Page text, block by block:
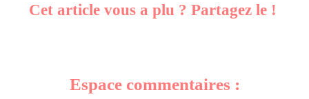
Cet article vous a plu ? Partagez le !
Espace commentaires :